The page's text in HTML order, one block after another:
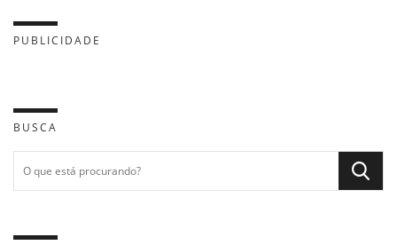
PUBLICIDADE
BUSCA